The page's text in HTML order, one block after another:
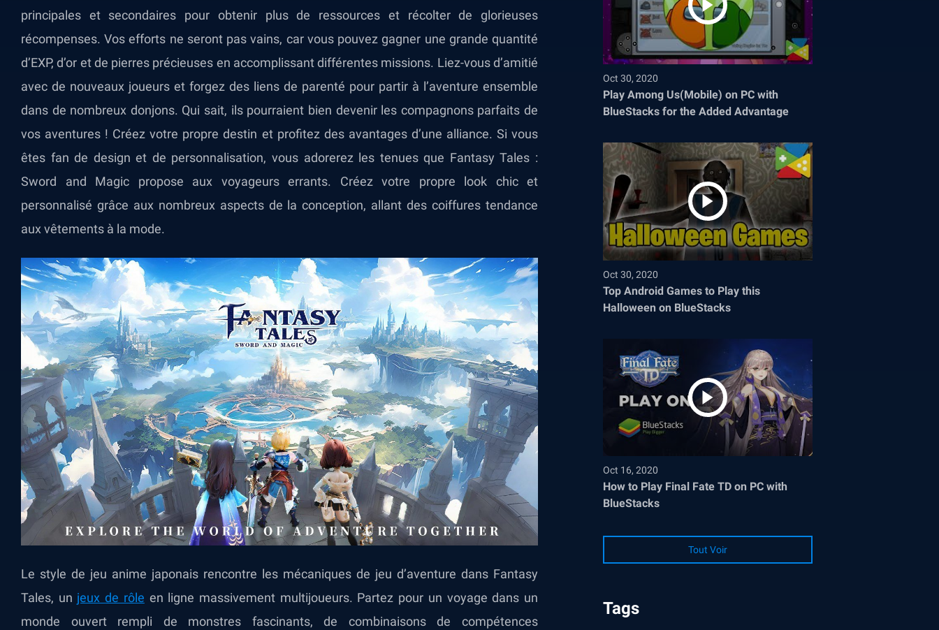
principales et secondaires pour obtenir plus de ressources et récolter de glorieuses
récompenses. Vos efforts ne seront pas vains, car vous pouvez gagner une grande quantité
d’EXP, d’or et de pierres précieuses en accomplissant différentes missions. Liez-vous d’amitié
avec de nouveaux joueurs et forgez des liens de parenté pour partir à l’aventure ensemble
dans de nombreux donjons. Qui sait, ils pourraient bien devenir les compagnons parfaits de
vos aventures ! Créez votre propre destin et profitez des avantages d’une alliance. Si vous
êtes fan de design et de personnalisation, vous adorerez les tenues que Fantasy Tales :
Sword and Magic propose aux voyageurs errants. Créez votre propre look chic et
personnalisé grâce aux nombreux aspects de la conception, allant des coiffures tendance
aux vêtements à la mode.
Le style de jeu anime japonais rencontre les mécaniques de jeu d’aventure dans Fantasy
Tales, un jeux de rôle en ligne massivement multijoueurs. Partez pour un voyage dans un
monde ouvert rempli de monstres fascinants, de combinaisons de compétences
Oct 30, 2020
Play Among Us(Mobile) on PC with
BlueStacks for the Added Advantage
Oct 30, 2020
Top Android Games to Play this
Halloween on BlueStacks
Oct 16, 2020
How to Play Final Fate TD on PC with
BlueStacks
Tout Voir
Tags